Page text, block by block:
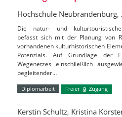
Hochschule Neubrandenburg,
Die natur- und kulturtouristische
befasst sich mit der Planung von
vorhandenen kulturhistorischen
Potenzials. Auf Grundlage der
Wegenetzes einschließlich
begleitender…
Diplomarbeit Freier Zugang
Kerstin Schultz, Kristina